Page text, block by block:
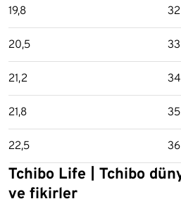
19,8 32
20,5 33
21,2 34
21,8 35
22,5 36
Tchibo Life | Tchibo
ve fikirler